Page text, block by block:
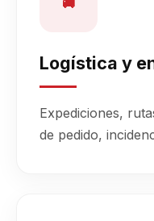
🚚
Logística y
Expediciones,
de pedido,